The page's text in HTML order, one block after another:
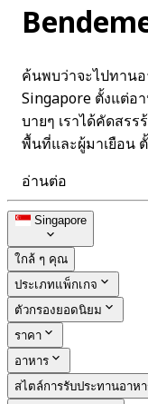
ค้นพบว่าจะไปทาน
Singapore ตั้งแต่อ
บายๆ เราได้คัดสร
พื้นที่และผู้มาเยือน
อ่านต่อ
Singapore
ใกล้ ๆ คุณ
ประเภทแพ็กเกจ
ตัวกรองยอดนิยม
ราคา
อาหาร
สไตล์การรับประทานอาห